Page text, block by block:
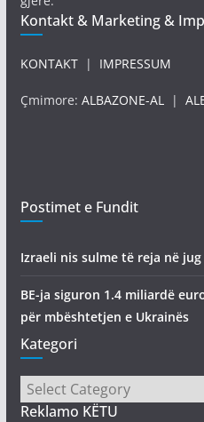
Kontakt & Marketing &
KONTAKT| IMPRESSUM
Çmimore: ALBAZONE-AL |
Postimet e Fundit
Izraeli nis sulme të reja në
BE-ja siguron 1.4 miliardë
për mbështetjen e Ukrainës
Kategori
Kategori
Reklamo KËTU